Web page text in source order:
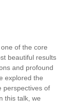
of the core
beautiful results
and profound
explored the
perspectives of
this talk, we